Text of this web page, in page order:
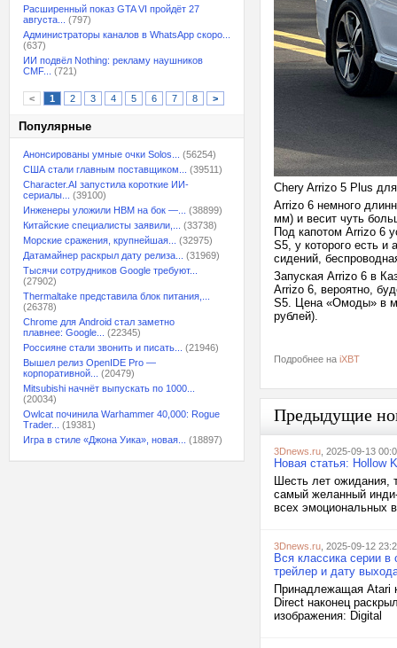
Расширенный показ GTA VI пройдёт 27
августа...
(797)
Администраторы каналов в WhatsApp скоро...
(637)
ИИ подвёл Nothing: рекламу наушников
CMF...
(721)
< 1 2 3 4 5 6 7 8 >
Популярные
Анонсированы умные очки Solos...
(56254)
США стали главным поставщиком...
(39511)
Character.AI запустила короткие ИИ-
сериалы...
(39100)
Инженеры уложили HBM на бок —...
(38899)
Китайские специалисты заявили,...
(33738)
Морские сражения, крупнейшая...
(32975)
Датамайнер раскрыл дату релиза...
(31969)
Тысячи сотрудников Google требуют...
(27902)
Thermaltake представила блок питания,...
(26378)
Chrome для Android стал заметно
плавнее: Google...
(22345)
Россияне стали звонить и писать...
(21946)
Вышел релиз OpenIDE Pro —
корпоративной...
(20479)
Mitsubishi начнёт выпускать по 1000...
(20034)
Owlcat починила Warhammer 40,000: Rogue
Trader...
(19381)
Игра в стиле «Джона Уика», новая...
(18897)
Chery Arrizo 5 Plus
Arrizo 6 немного
мм) и весит чуть
Под капотом Arrizo 6
S5, у которого есть
сидений,
Запуская Arrizo 6 в
Arrizo 6, вероятно,
S5. Цена «Омоды» в
рублей).
Подробнее на iXBT
Предыдущие
3Dnews.ru , 2025-09-13
Новая статья: Hollow
Шесть лет ожидания,
самый желанный
всех эмоциональных
3Dnews.ru , 2025-09-12
Вся классика серии
трейлер и дату
Принадлежащая Atari
Direct наконец
изображения: Digital